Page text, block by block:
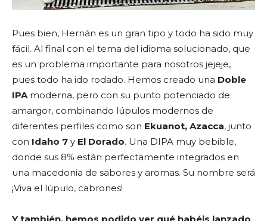
Pues bien, Hernán es un gran tipo y todo ha sido muy
fácil. Al final con el tema del idioma solucionado, que
es un problema importante para nosotros jejeje,
pues todo ha ido rodado. Hemos creado una Doble
IPAmoderna, pero con su punto potenciado de
amargor, combinando lúpulos modernos de
diferentes perfiles como son Ekuanot, Azacca, junto
con Idaho 7 y El Dorado. Una DIPA muy bebible,
donde sus 8% están perfectamente integrados en
una macedonia de sabores y aromas. Su nombre será
¡Viva el lúpulo, cabrones!